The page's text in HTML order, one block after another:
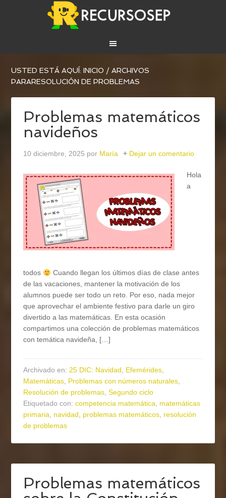
USTED ESTÁ AQUÍ:INICIO / ARCHIVOS
PARARESOLUCIÓN DE PROBLEMAS
Problemas matemáticos
navideños
10 diciembre, 2025 por María Dejar un comentario
Hola
a
todos
Cuando llegan los últimos días de clase antes
de las vacaciones, mantener la motivación de los
alumnos puede ser todo un reto. Por eso, nada mejor
que aprovechar el ambiente festivo para darle un giro
divertido a las matemáticas. En esta ocasión
compartimos una colección de problemas matemáticos
con temática navideña, […]
Archivado en:25 DIC: Navidad, Efemérides,
Matemáticas, Problemas con números naturales,
Resolución de problemas,Segundo ciclo
Etiquetado con:competencia matemática, matemáticas
primaria, navidad, problemas matemáticos, resolución
de problemas
Problemas matemáticos